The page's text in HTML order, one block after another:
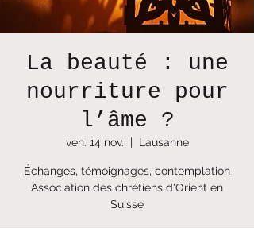
La beauté : une
nourriture pour
l’âme ?
ven. 14 nov.
  |
Lausanne
Échanges, témoignages, contemplation
Association des chrétiens d'Orient en
Suisse